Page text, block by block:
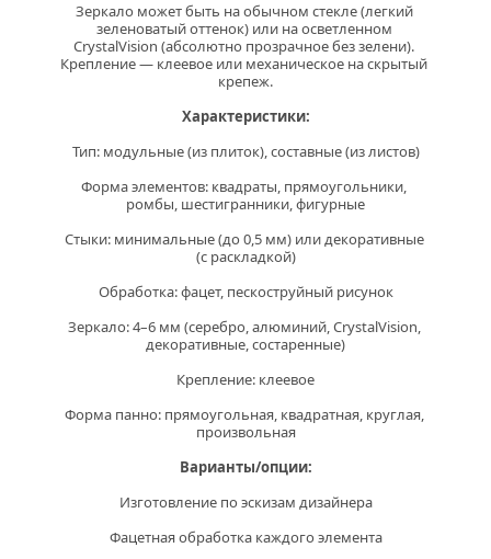
Зеркало может быть на обычном стекле (легкий
зеленоватый оттенок) или на осветленном
CrystalVision (абсолютно прозрачное без зелени).
Крепление — клеевое или механическое на скрытый
крепеж.
Характеристики:
Тип: модульные (из плиток), составные (из листов)
Форма элементов: квадраты, прямоугольники,
ромбы, шестигранники, фигурные
Стыки: минимальные (до 0,5 мм) или декоративные
(с раскладкой)
Обработка: фацет, пескоструйный рисунок
Зеркало: 4–6 мм (серебро, алюминий, CrystalVision,
декоративные, состаренные)
Крепление: клеевое
Форма панно: прямоугольная, квадратная, круглая,
произвольная
Варианты/опции:
Изготовление по эскизам дизайнера
Фацетная обработка каждого элемента